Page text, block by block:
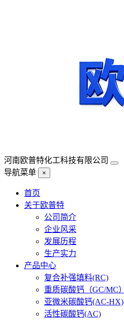
河南欧普特化工科技有限公司
导航菜单
×
首页
关于欧普特
公司简介
企业风采
发展历程
生产实力
产品中心
复合补强填料(RC)
重质碳酸钙（GC/MC）
亚微米碳酸钙(AC-HX)
活性碳酸钙(AC)